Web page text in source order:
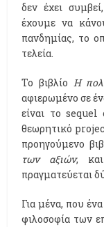
δεν έχει
έχουμε να
πανδημίας, το
τελεία.
Το βιβλίο Η
αφιερωμένο σε
είναι το sequel
θεωρητικό
προηγούμενο
των αξιών,
πραγματεύεται
Για μένα, που
φιλοσοφία των